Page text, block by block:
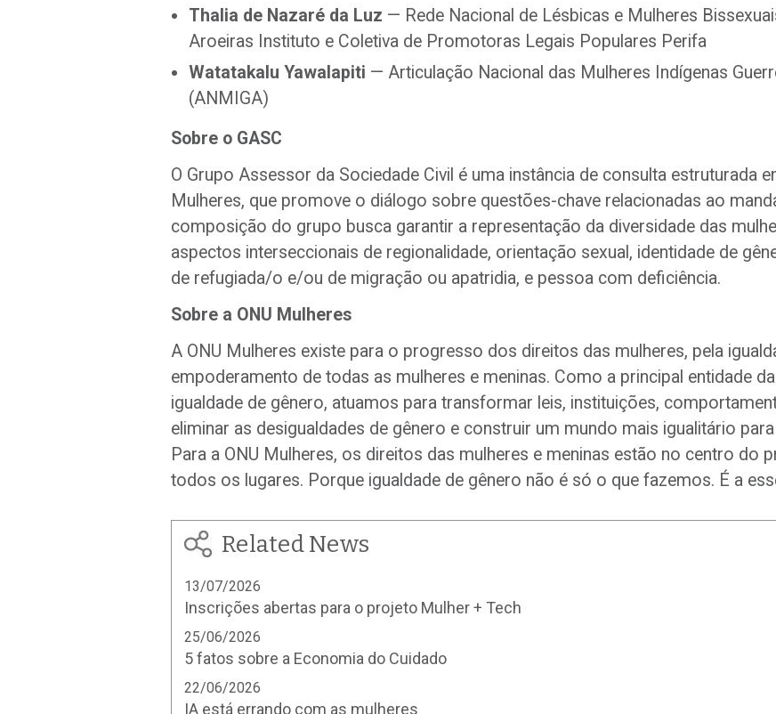
Thalia de Nazaré da Luz — Rede Nacional de Lésbicas e Mulheres
Aroeiras Instituto e Coletiva de Promotoras Legais Populares Perifa
Watatakalu Yawalapiti — Articulação Nacional das Mulheres Indígenas
(ANMIGA)
Sobre o GASC
O Grupo Assessor da Sociedade Civil é uma instância de consulta estruturada
Mulheres, que promove o diálogo sobre questões-chave relacionadas ao
composição do grupo busca garantir a representação da diversidade das
aspectos interseccionais de regionalidade, orientação sexual, identidade de
de refugiada/o e/ou de migração ou apatridia, e pessoa com deficiência.
Sobre a ONU Mulheres
A ONU Mulheres existe para o progresso dos direitos das mulheres, pela
empoderamento de todas as mulheres e meninas. Como a principal entidade
igualdade de gênero, atuamos para transformar leis, instituições,
eliminar as desigualdades de gênero e construir um mundo mais igualitário
Para a ONU Mulheres, os direitos das mulheres e meninas estão no centro do
todos os lugares. Porque igualdade de gênero não é só o que fazemos. É a
Related News
13/07/2026
Inscrições abertas para o projeto Mulher + Tech
25/06/2026
5 fatos sobre a Economia do Cuidado
22/06/2026
IA está errando com as mulheres